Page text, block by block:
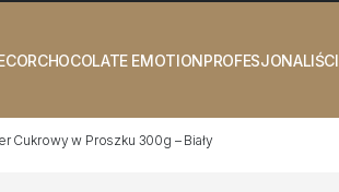
CHOCOLATE EMOTIONPROFESJONALIŚCI
Cukrowy w Proszku 300g – Biały